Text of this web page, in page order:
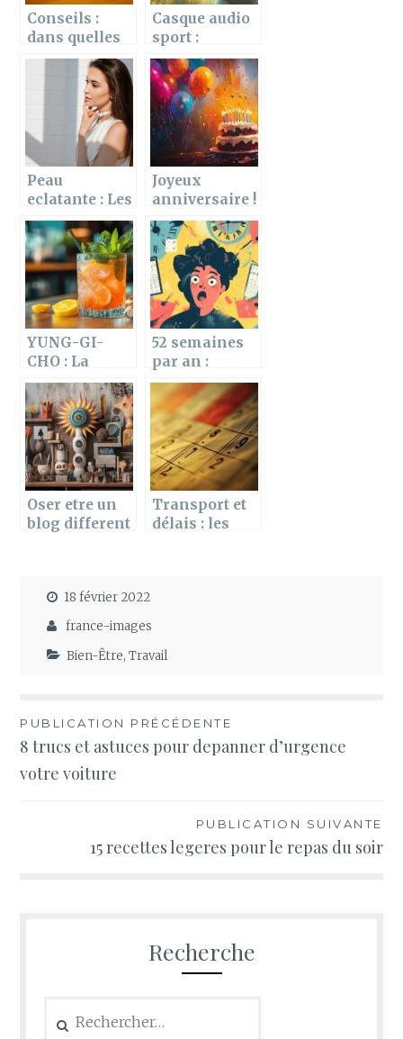
Conseils :
dans quelles
cartes YuGiOh
investir ?
Casque audio
sport :
Comment le
choisir ?
Peau
eclatante : Les
secrets des
blogueurs
beaute pour
une peau
parfaite
Joyeux
anniversaire !
Guide ultime
pour une
célébration
virtuelle
réussie
YUNG-GI-
CHO : La
méthode
détox qui met
l’accent sur
l’eau pour
mincir
52 semaines
par an :
Comment
optimiser son
cycle de
sommeil
naturel
Oser etre un
blog different
comme
moteur de
reussite
Transport et
délais : les
18 février 2022
france-images
Bien-Être,Travail
Navigation
de
PUBLICATION PRÉCÉDENTE
8 trucs et astuces pour depanner d’urgence
votre voiture
PUBLICATION SUIVANTE
15 recettes legeres pour le repas du soir
Recherche